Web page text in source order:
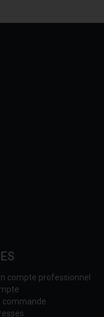
compte professionnel
commande